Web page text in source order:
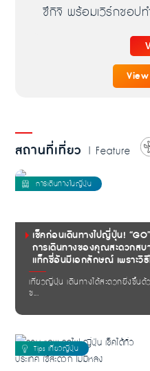
ซึกิจิ พร้อมเวิร์กชอปท
สถานที่เที่ยว | Feature
เช็คก่อนเดินทางไปญี่ปุ่น!
การเดินทางของคุณสะดวกส
แท็กซี่อันมีเอกลักษณ์ เพราะวิ
เที่ยวญี่ปุ่น เดินทางได้สะดวกยิ่งขึ้น
ข...